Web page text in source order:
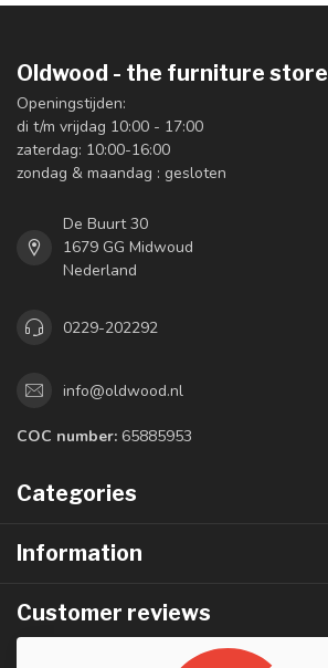
Oldwood - the furniture store
Openingstijden:
di t/m vrijdag 10:00 - 17:00
zaterdag: 10:00-16:00
zondag & maandag : gesloten
De Buurt 30
1679 GG Midwoud
Nederland
0229-202292
info@oldwood.nl
COC number: 65885953
Categories
Information
Customer reviews